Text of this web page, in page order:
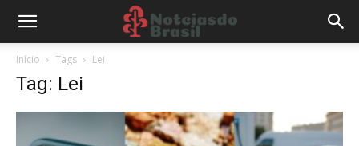
Início Tags Lei
Tag: Lei